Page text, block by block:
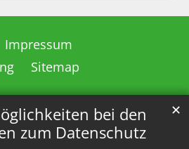
bei den
zum Datenschutz
✕
Impressum
Sitemap